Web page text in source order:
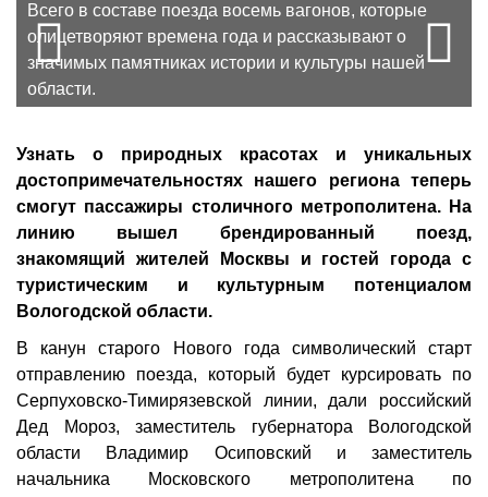
Prev
Всего в составе поезда восемь вагонов, которые
олицетворяют времена года и рассказывают о
значимых памятниках истории и культуры нашей
области.
Всего в составе поезда восемь вагонов, которые
олицетворяют времена года и рассказывают о
значимых памятниках истории и культуры нашей
области.
Один из вагонов уникального состава посвящен
туристической жемчужине Вологодчины - Великому
Устюгу, родине Деда Мороза.
Фото Даниила Зинченко
Узнать о природных красотах и уникальных
достопримечательностях нашего региона теперь
смогут пассажиры столичного метрополитена. На
линию вышел брендированный поезд,
знакомящий жителей Москвы и гостей города с
туристическим и культурным потенциалом
Вологодской области.
В канун старого Нового года символический старт
отправлению поезда, который будет курсировать по
Серпуховско-Тимирязевской линии, дали российский
Дед Мороз, заместитель губернатора Вологодской
области Владимир Осиповский и заместитель
начальника Московского метрополитена по